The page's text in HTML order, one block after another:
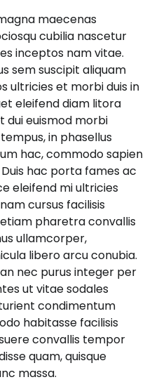
maecenas
cubilia nascetur
inceptos nam vitae.
sem suscipit aliquam
ultricies et morbi duis in
eleifend diam litora
dui euismod morbi
in phasellus
hac, commodo sapien
hac porta fames ac
eleifend mi ultricies
cursus facilisis
pharetra convallis
ullamcorper,
libero arcu conubia.
nec purus integer per
ut vitae sodales
condimentum
habitasse facilisis
convallis tempor
quam, quisque
massa.